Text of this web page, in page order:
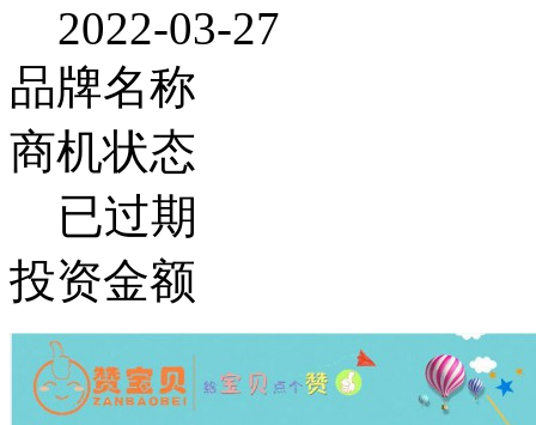
2022-03-27
品牌名称
商机状态
已过期
投资金额